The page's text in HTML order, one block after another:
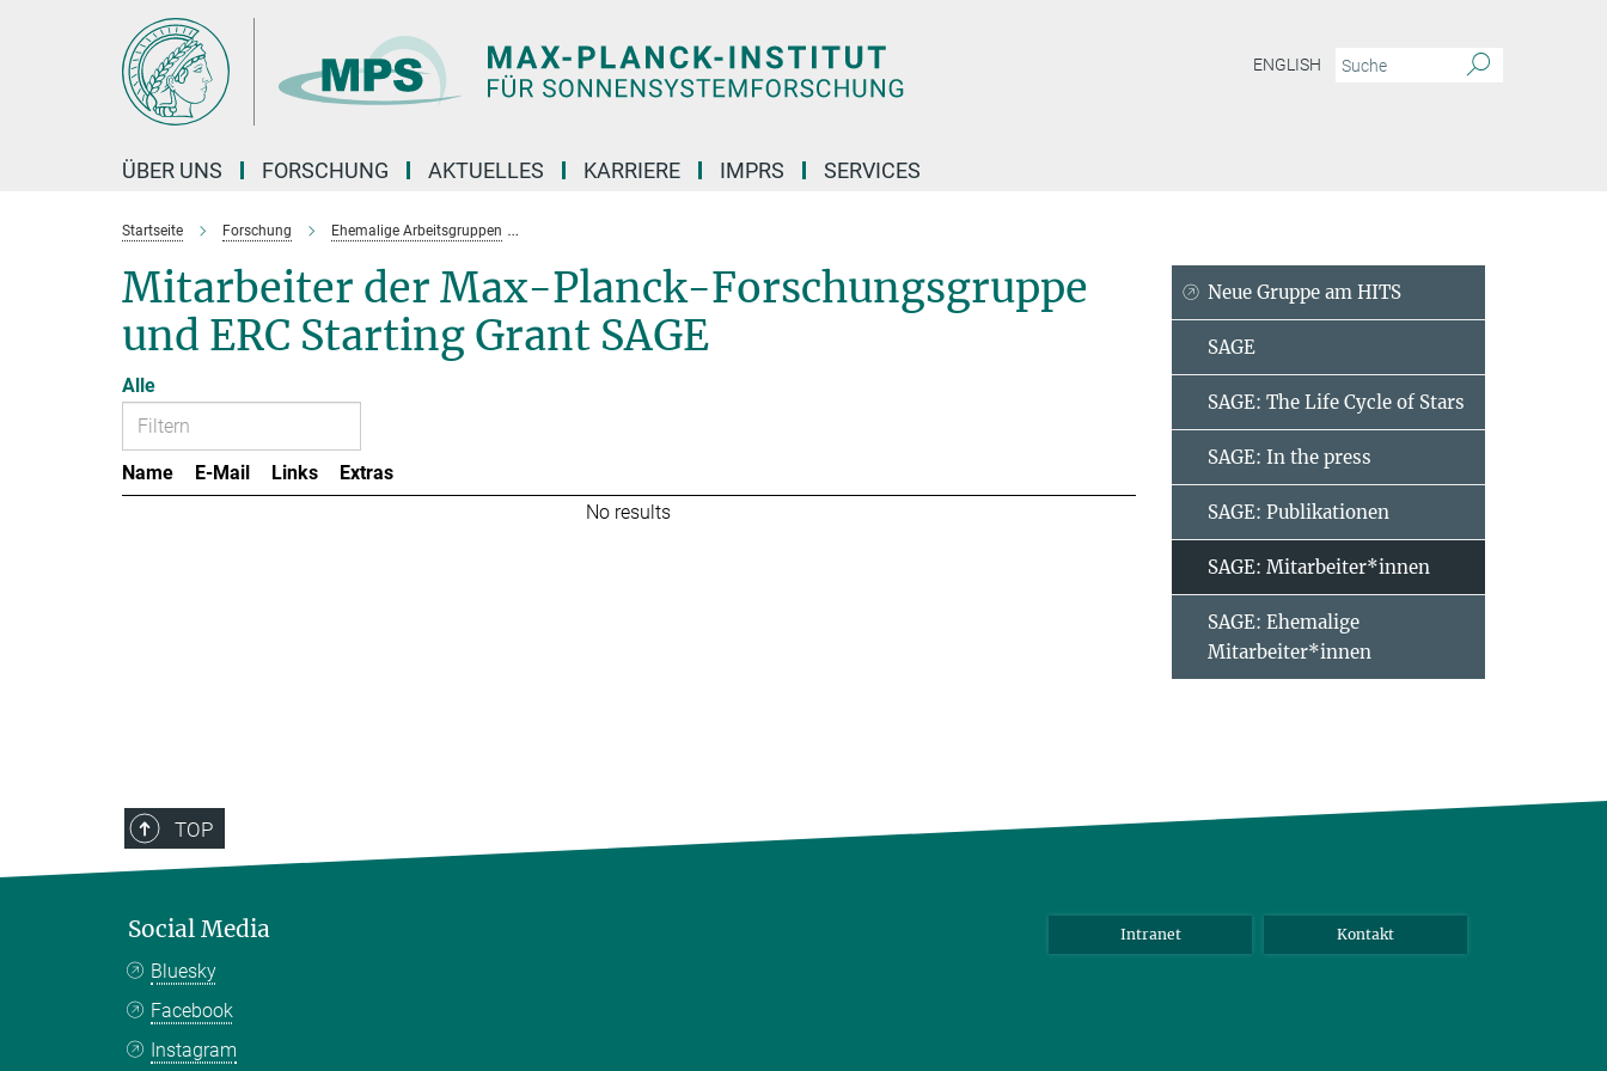
ENGLISH
ÜBER UNS FORSCHUNG AKTUELLES KARRIERE IMPRS SERVICES
Startseite Forschung Ehemalige Arbeitsgruppen
Mitarbeiter der Max-Planck-Forschungsgruppe
und ERC Starting Grant SAGE
Alle
Name E-Mail Links
Extras
No results
Neue Gruppe am HITS
SAGE
SAGE: The Life Cycle of Stars
SAGE: In the press
SAGE: Publikationen
SAGE: Mitarbeiter*innen
SAGE: Ehemalige
Mitarbeiter*innen
TOP
Social Media
Bluesky
Facebook
Instagram
Intranet Kontakt